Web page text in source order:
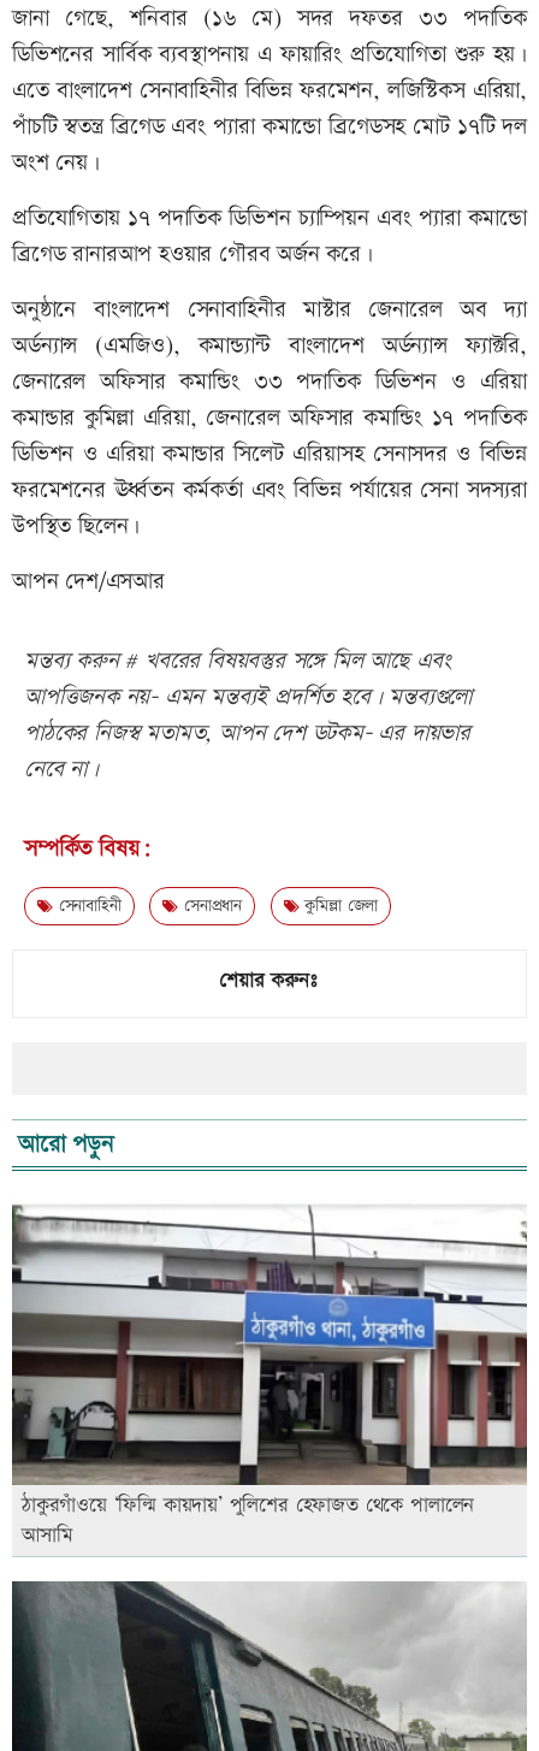
জানা গেছে, শনিবার (১৬ মে) সদর দফতর ৩৩ পদাতিক
ডিভিশনের সার্বিক ব্যবস্থাপনায় এ ফায়ারিং প্রতিযোগিতা শুরু হয়।
এতে বাংলাদেশ সেনাবাহিনীর বিভিন্ন ফরমেশন, লজিস্টিকস এরিয়া,
পাঁচটি স্বতন্ত্র ব্রিগেড এবং প্যারা কমান্ডো ব্রিগেডসহ মোট ১৭টি দল
অংশ নেয়।
প্রতিযোগিতায় ১৭ পদাতিক ডিভিশন চ্যাম্পিয়ন এবং প্যারা কমান্ডো
ব্রিগেড রানারআপ হওয়ার গৌরব অর্জন করে।
অনুষ্ঠানে বাংলাদেশ সেনাবাহিনীর মাস্টার জেনারেল অব দ্যা
অর্ডন্যান্স (এমজিও), কমান্ড্যান্ট বাংলাদেশ অর্ডন্যান্স ফ্যাক্টরি,
জেনারেল অফিসার কমান্ডিং ৩৩ পদাতিক ডিভিশন ও এরিয়া
কমান্ডার কুমিল্লা এরিয়া, জেনারেল অফিসার কমান্ডিং ১৭ পদাতিক
ডিভিশন ও এরিয়া কমান্ডার সিলেট এরিয়াসহ সেনাসদর ও বিভিন্ন
ফরমেশনের ঊর্ধ্বতন কর্মকর্তা এবং বিভিন্ন পর্যায়ের সেনা সদস্যরা
উপস্থিত ছিলেন।
আপন দেশ/এসআর
মন্তব্য করুন # খবরের বিষয়বস্তুর সঙ্গে মিল আছে এবং
আপত্তিজনক নয়- এমন মন্তব্যই প্রদর্শিত হবে। মন্তব্যগুলো
পাঠকের নিজস্ব মতামত, আপন দেশ ডটকম- এর দায়ভার
নেবে না।
সম্পর্কিত বিষয়:
সেনাবাহিনী সেনাপ্রধান কুমিল্লা জেলা
শেয়ার করুনঃ
আরো পড়ুন
ঠাকুরগাঁওয়ে ‘ফিল্মি কায়দায়’ পুলিশের হেফাজত থেকে পালালেন
আসামি